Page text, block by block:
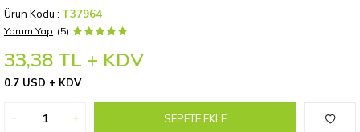
Ürün Kodu : T37964
Yorum Yap (5)
33,38 TL + KDV
0.7 USD + KDV
SEPETE EKLE